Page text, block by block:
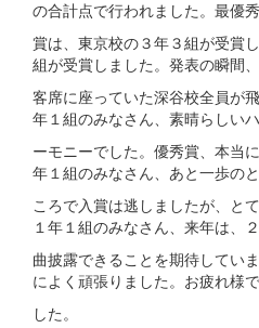
の合計点で行われました。最優秀
賞は、東京校の３年３組が受賞
組が受賞しました。発表の瞬間、
客席に座っていた深谷校全員が
年１組のみなさん、素晴らしいハ
ーモニーでした。優秀賞、本当
年１組のみなさん、あと一歩のと
ころで入賞は逃しましたが、と
１年１組のみなさん、来年は、２
曲披露できることを期待してい
によく頑張りました。お疲れ様で
した。